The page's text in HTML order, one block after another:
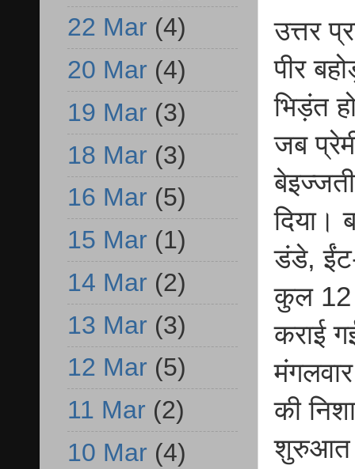
उत्तर
पीर
भिड़ंत
जब
दिया।
डंडे,
कुल 12
कराई
की
शुरुआत
22 Mar (4)
20 Mar (4)
19 Mar (3)
18 Mar (3)
16 Mar (5)
15 Mar (1)
14 Mar (2)
13 Mar (3)
12 Mar (5)
11 Mar (2)
10 Mar (4)